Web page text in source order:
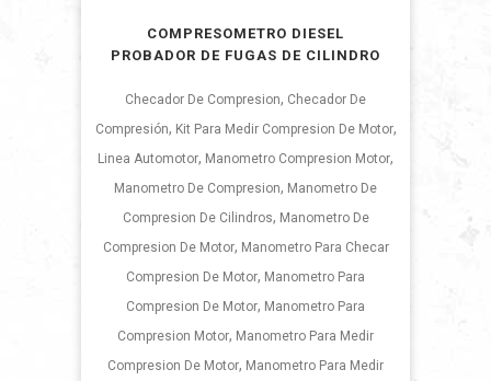
COMPRESOMETRO DIESEL
PROBADOR DE FUGAS DE CILINDRO
Checador De Compresion, Checador De
Compresión, Kit Para Medir Compresion De Motor,
Linea Automotor, Manometro Compresion Motor,
Manometro De Compresion, Manometro De
Compresion De Cilindros, Manometro De
Compresion De Motor, Manometro Para Checar
Compresion De Motor, Manometro Para
Compresion De Motor, Manometro Para
Compresion Motor, Manometro Para Medir
Compresion De Motor, Manometro Para Medir